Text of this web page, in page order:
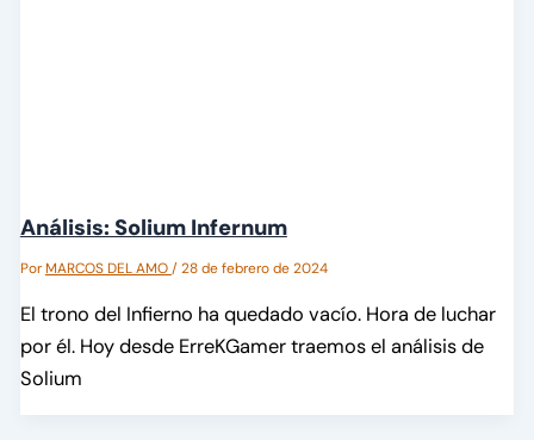
Análisis: Solium Infernum
PorMARCOS DEL AMO/28 de febrero de 2024
El trono del Infierno ha quedado vacío. Hora de luchar
por él. Hoy desde ErreKGamer traemos el análisis de
Solium